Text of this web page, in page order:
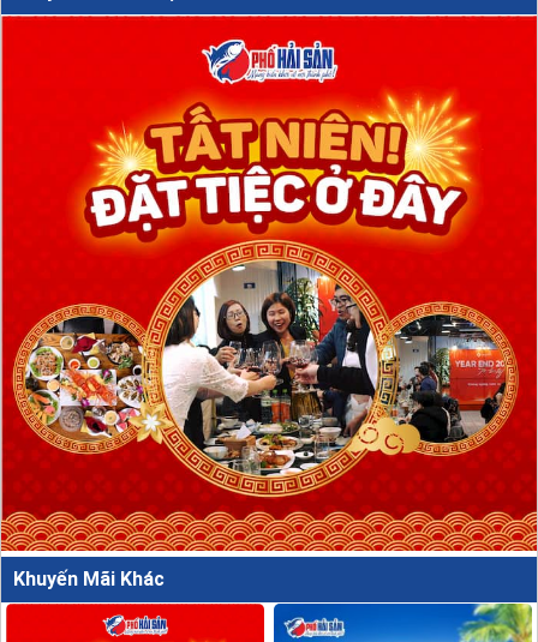
Khuyến Mãi Khác